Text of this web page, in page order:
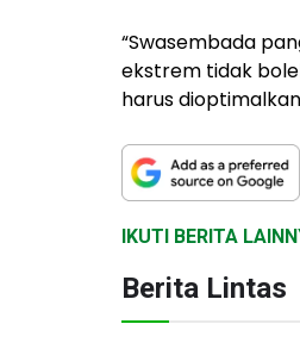
“Swasembada
ekstrem tidak
harus
IKUTI BERITA
Berita Lintas